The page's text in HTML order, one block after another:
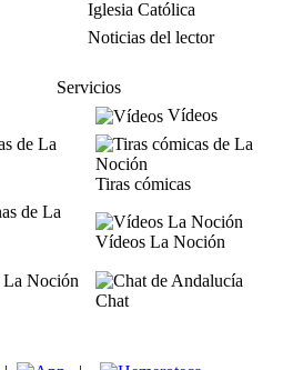
Iglesia Católica
Noticias del lector
Servicios
Vídeos
Tiras cómicas
Vídeos La Noción
Chat